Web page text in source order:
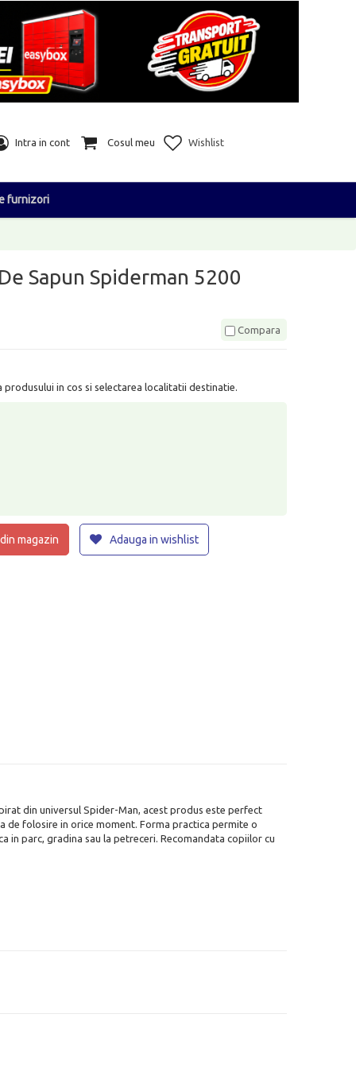
Intra in cont Cosul meu Wishlist
furnizori
Sapun Spiderman 5200
Compara
in cos si selectarea localitatii destinatie.
magazin Adauga in wishlist
din universul Spider-Man, acest produs este perfect
de folosire in orice moment. Forma practica permite o
parc, gradina sau la petreceri. Recomandata copiilor cu